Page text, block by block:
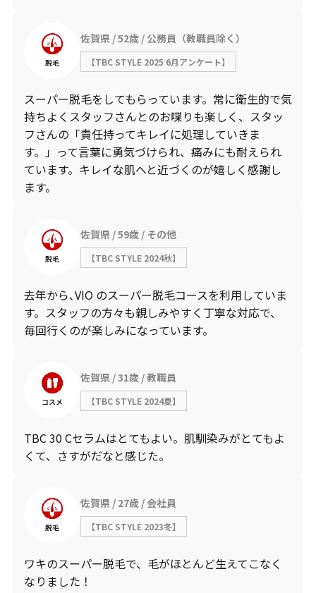
脱毛
佐賀県 52歳 公務員（教職員除く）
【TBC STYLE 2025 6月アンケート】
スーパー脱毛をしてもらっています。常に衛生的で気
持ちよくスタッフさんとのお喋りも楽しく、スタッ
フさんの「責任持ってキレイに処理していきま
す。」って言葉に勇気づけられ、痛みにも耐えられ
ています。キレイな肌へと近づくのが嬉しく感謝し
ます。
脱毛
佐賀県 59歳 その他
【TBC STYLE 2024秋】
去年から､VIO のスーパー脱毛コースを利用していま
す。スタッフの方々も親しみやすく丁寧な対応で、
毎回行くのが楽しみになっています。
コスメ
佐賀県 31歳 教職員
【TBC STYLE 2024夏】
TBC 30 Cセラムはとてもよい。肌馴染みがとてもよ
くて、さすがだなと感じた。
脱毛
佐賀県 27歳 会社員
【TBC STYLE 2023冬】
ワキのスーパー脱毛で、毛がほとんど生えてこなく
なりました！